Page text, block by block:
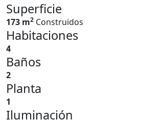
Superficie
173 m2 Construidos
Habitaciones
4
Baños
2
Planta
1
Iluminación